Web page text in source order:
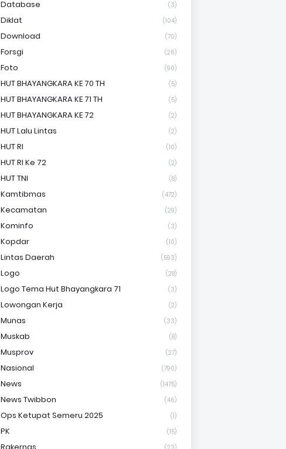
Database (3)
Diklat (104)
Download (70)
Forsgi (26)
Foto (90)
HUT BHAYANGKARA KE 70 TH (5)
HUT BHAYANGKARA KE 71 TH (5)
HUT BHAYANGKARA KE 72 (2)
HUT Lalu Lintas (2)
HUT RI (10)
HUT RI Ke 72 (2)
HUT TNI (8)
Kamtibmas (472)
Kecamatan (29)
Kominfo (3)
Kopdar (10)
Lintas Daerah (593)
Logo (28)
Logo Tema Hut Bhayangkara 71 (3)
Lowongan Kerja (2)
Munas (33)
Muskab (8)
Musprov (27)
Nasional (790)
News (1475)
News Twibbon (46)
Ops Ketupat Semeru 2025 (1)
PK (15)